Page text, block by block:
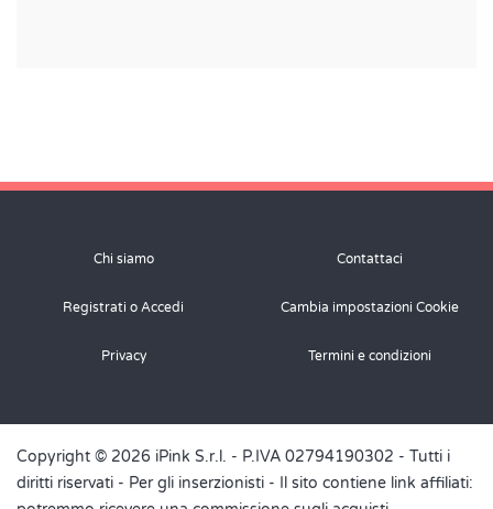
Chi siamo Contattaci
Registrati o Accedi Cambia impostazioni Cookie
Privacy Termini e condizioni
Copyright © 2026 iPink S.r.l. - P.IVA 02794190302 - Tutti i
diritti riservati - Per gli inserzionisti - Il sito contiene link affiliati: